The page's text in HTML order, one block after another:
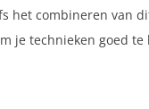
het combineren van
je technieken goed